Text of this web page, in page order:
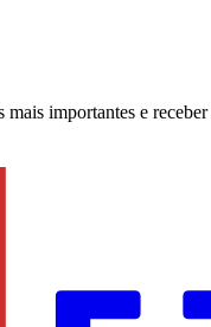
importantes e receber